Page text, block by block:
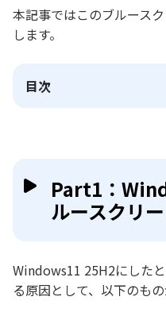
本記事ではこのブルース
します。
目次
Part1：
ルースクリ
Windows11 25H2にした
る原因として、以下のもの